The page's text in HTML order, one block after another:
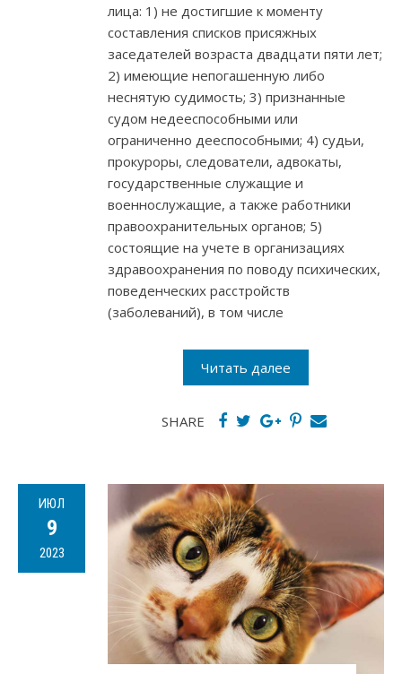
лица: 1) не достигшие к моменту
составления списков присяжных
заседателей возраста двадцати пяти лет;
2) имеющие непогашенную либо
неснятую судимость; 3) признанные
судом недееспособными или
ограниченно дееспособными; 4) судьи,
прокуроры, следователи, адвокаты,
государственные служащие и
военнослужащие, а также работники
правоохранительных органов; 5)
состоящие на учете в организациях
здравоохранения по поводу психических,
поведенческих расстройств
(заболеваний), в том числе
Читать далее
SHARE
ИЮЛ
9
2023